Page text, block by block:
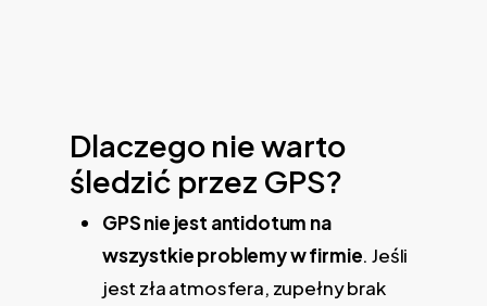
Dlaczego nie warto
śledzić przez GPS?
GPS nie jest antidotum na
wszystkie problemy w firmie. Jeśli
jest zła atmosfera, zupełny brak